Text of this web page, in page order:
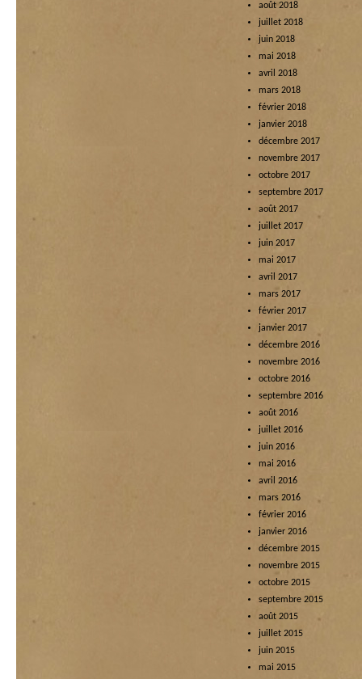
août 2018
juillet 2018
juin 2018
mai 2018
avril 2018
mars 2018
février 2018
janvier 2018
décembre 2017
novembre 2017
octobre 2017
septembre 2017
août 2017
juillet 2017
juin 2017
mai 2017
avril 2017
mars 2017
février 2017
janvier 2017
décembre 2016
novembre 2016
octobre 2016
septembre 2016
août 2016
juillet 2016
juin 2016
mai 2016
avril 2016
mars 2016
février 2016
janvier 2016
décembre 2015
novembre 2015
octobre 2015
septembre 2015
août 2015
juillet 2015
juin 2015
mai 2015